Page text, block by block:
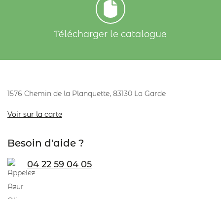
Télécharger le catalogue
1576 Chemin de la Planquette, 83130 La Garde
Voir sur la carte
Besoin d'aide ?
04 22 59 04 05